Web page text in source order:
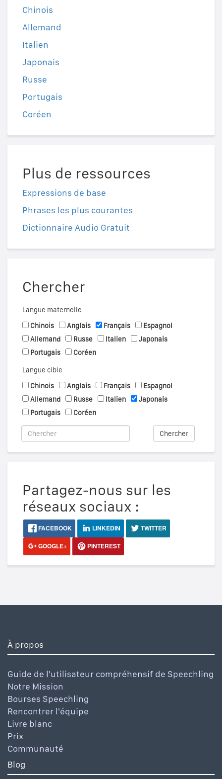
Chinois
Allemand
Italien
Japonais
Russe
Portugais
Coréen
Plus de ressources
Expressions de base
Phrases les plus courantes
Dictionnaire Audio Gratuit
Chercher
Langue maternelle
Chinois
Anglais Français
Espagnol
Allemand
Russe Italien
Japonais
Portugais
Coréen
Langue cible
Chinois
Anglais Français
Espagnol
Allemand
Russe Italien
Japonais
Portugais
Coréen
Chercher
Partagez-nous sur les
réseaux sociaux :
FACEBOOK LINKEDIN
TWITTER
GOOGLE+
PINTEREST
À propos
Guide de l'utilisateur compréhensif de Speechling
Notre Mission
Bourses Speechling
Rencontrer l'équipe
Livre blanc
Prix
Communauté
Blog